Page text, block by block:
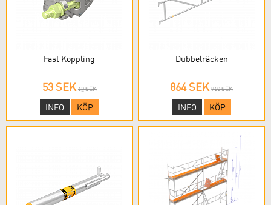
Fast Koppling
53 SEK 62 SEK
INFO KÖP
Dubbelräcken
864 SEK 960 SEK
INFO KÖP